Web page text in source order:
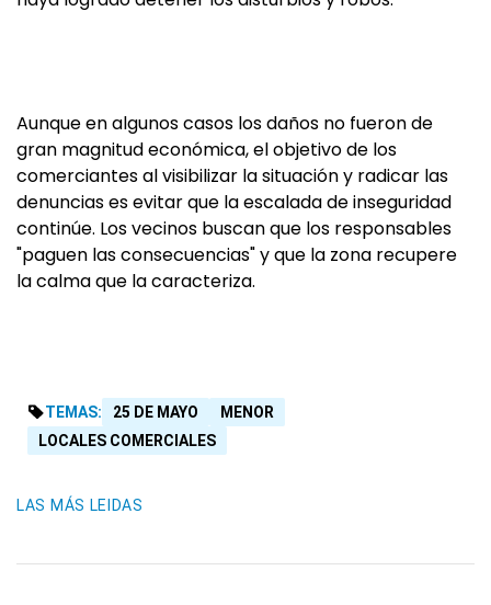
Aunque en algunos casos los daños no fueron de
gran magnitud económica, el objetivo de los
comerciantes al visibilizar la situación y radicar las
denuncias es evitar que la escalada de inseguridad
continúe. Los vecinos buscan que los responsables
"paguen las consecuencias" y que la zona recupere
la calma que la caracteriza.
TEMAS: 25 DE MAYO
MENOR
LOCALES COMERCIALES
LAS MÁS LEIDAS